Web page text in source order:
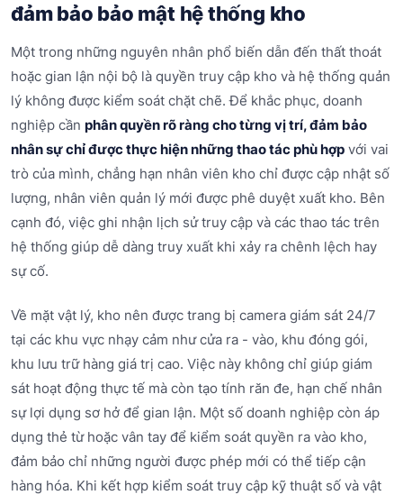
đảm bảo bảo mật hệ thống kho
Một trong những nguyên nhân phổ biến dẫn đến thất thoát
hoặc gian lận nội bộ là quyền truy cập kho và hệ thống quản
lý không được kiểm soát chặt chẽ. Để khắc phục, doanh
nghiệp cần phân quyền rõ ràng cho từng vị trí, đảm bảo
nhân sự chỉ được thực hiện những thao tác phù hợp với vai
trò của mình, chẳng hạn nhân viên kho chỉ được cập nhật số
lượng, nhân viên quản lý mới được phê duyệt xuất kho. Bên
cạnh đó, việc ghi nhận lịch sử truy cập và các thao tác trên
hệ thống giúp dễ dàng truy xuất khi xảy ra chênh lệch hay
sự cố.
Về mặt vật lý, kho nên được trang bị camera giám sát 24/7
tại các khu vực nhạy cảm như cửa ra - vào, khu đóng gói,
khu lưu trữ hàng giá trị cao. Việc này không chỉ giúp giám
sát hoạt động thực tế mà còn tạo tính răn đe, hạn chế nhân
sự lợi dụng sơ hở để gian lận. Một số doanh nghiệp còn áp
dụng thẻ từ hoặc vân tay để kiểm soát quyền ra vào kho,
đảm bảo chỉ những người được phép mới có thể tiếp cận
hàng hóa. Khi kết hợp kiểm soát truy cập kỹ thuật số và vật